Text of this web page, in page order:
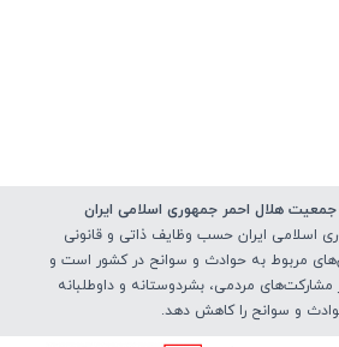
جمعیت هلال احمر جمهوری اسلامی ایران
اسلامی ایران حسب وظایف ذاتی و قانونی
مربوط به حوادث و سوانح در کشور است و
مشارکت‌های مردمی، بشردوستانه و داوطلبانه
و سوانح را کاهش دهد.